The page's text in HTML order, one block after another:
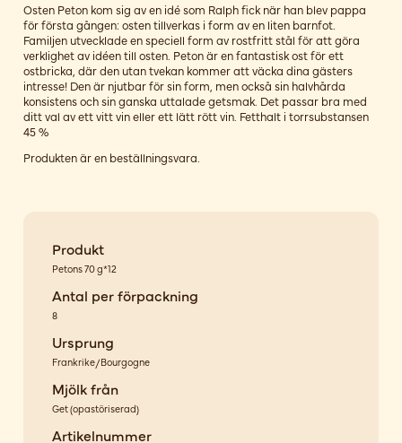
Osten Peton kom sig av en idé som Ralph fick när han blev pappa
för första gången: osten tillverkas i form av en liten barnfot.
Familjen utvecklade en speciell form av rostfritt stål för att göra
verklighet av idéen till osten. Peton är en fantastisk ost för ett
ostbricka, där den utan tvekan kommer att väcka dina gästers
intresse! Den är njutbar för sin form, men också sin halvhårda
konsistens och sin ganska uttalade getsmak. Det passar bra med
ditt val av ett vitt vin eller ett lätt rött vin. Fetthalt i torrsubstansen
45 %
Produkten är en beställningsvara.
Produkt
Petons 70 g*12
Antal per förpackning
8
Ursprung
Frankrike/Bourgogne
Mjölk från
Get(opastöriserad)
Artikelnummer